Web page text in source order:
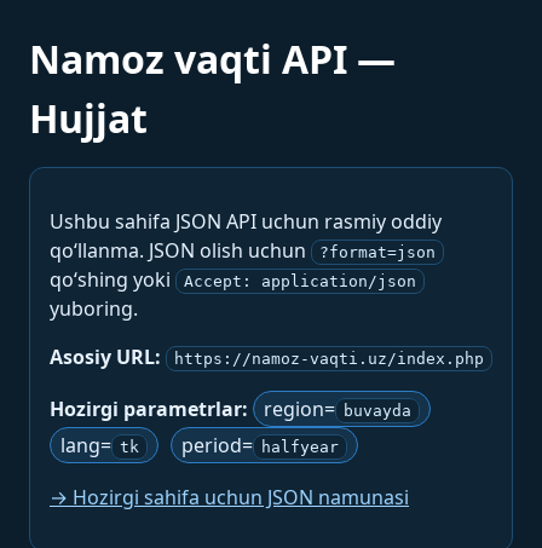
Namoz vaqti API —
Hujjat
Ushbu sahifa JSON API uchun rasmiy oddiy
qo‘llanma. JSON olish uchun
?format=json
qo‘shing yoki Accept: application/json
yuboring.
Asosiy URL:
https://namoz-vaqti.uz/index.php
Hozirgi parametrlar: region= buvayda
lang= tk period= halfyear
→ Hozirgi sahifa uchun JSON namunasi